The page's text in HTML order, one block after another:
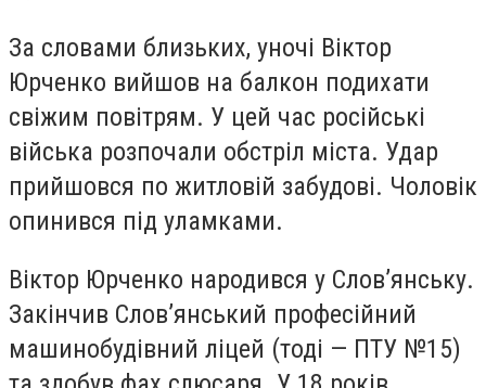
За словами близьких, уночі Віктор
Юрченко вийшов на балкон подихати
свіжим повітрям. У цей час російські
війська розпочали обстріл міста. Удар
прийшовся по житловій забудові. Чоловік
опинився під уламками.
Віктор Юрченко народився у Слов’янську.
Закінчив Слов’янський професійний
машинобудівний ліцей (тоді — ПТУ №15)